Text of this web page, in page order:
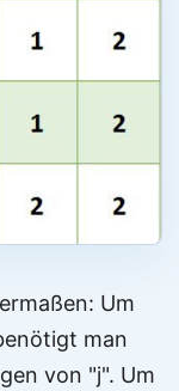
Um
man
von "j". Um